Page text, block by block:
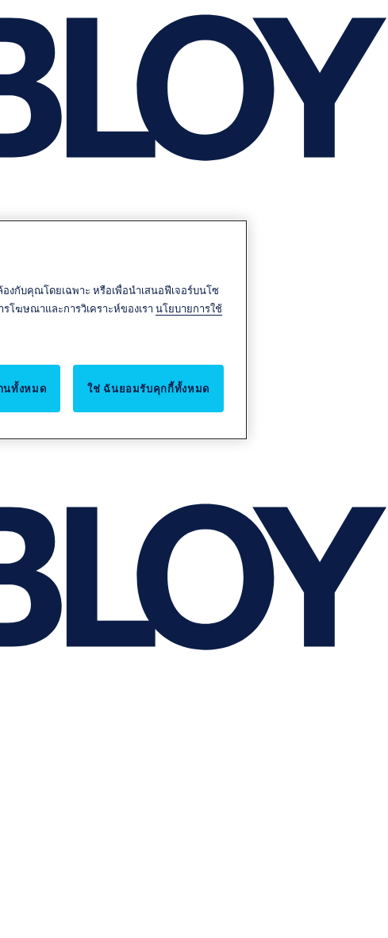
กับคุณโดยเฉพาะ หรือเพื่อนำเสนอฟีเจอร์บนโซ
โฆษณาและการวิเคราะห์ของเรา นโยบายการใช้
นทั้งหมด ใช่ ฉันยอมรับคุกกี้ทั้งหมด